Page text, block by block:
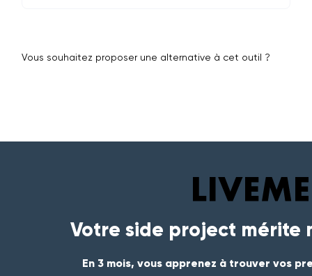
Vous souhaitez proposer une alternative à cet outil ?
Votre side project mérite
En 3 mois, vous apprenez à trouver vos